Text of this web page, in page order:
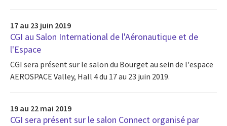
17 au 23 juin 2019
CGI au Salon International de l'Aéronautique et de
l'Espace
CGI sera présent sur le salon du Bourget au sein de l'espace
AEROSPACE Valley, Hall 4 du 17 au 23 juin 2019.
19 au 22 mai 2019
CGI sera présent sur le salon Connect organisé par